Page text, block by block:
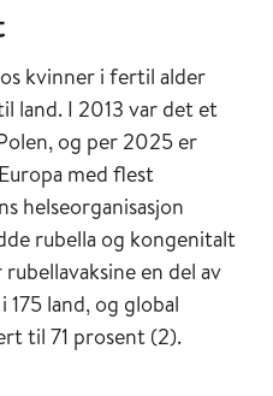
en
av
hvert 4-5 år.
var i 1978-79, siste
var knyttet til en
og Fjordane årsskiftet
tilfelle av
i 1984. Rubella er i
kvinner i fertil alder
land. I 2013 var det et
og per 2025 er
med flest
helseorganisasjon
rubella og kongenitalt
en del av
land, og global
til 71 prosent (2).